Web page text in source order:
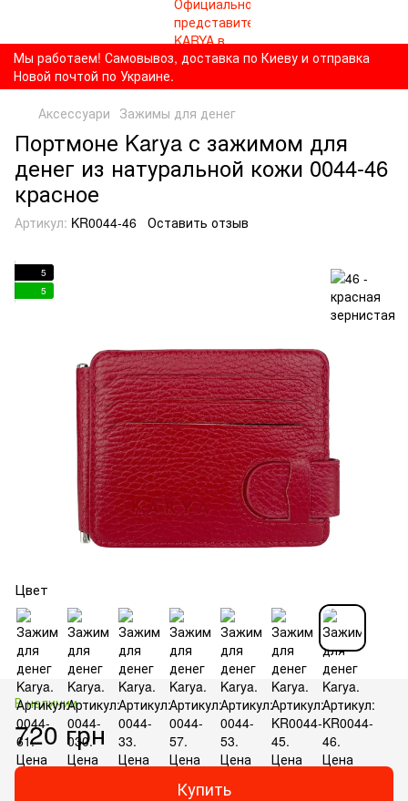
Мы работаем! Самовывоз, доставка по Киеву и отправка
Новой почтой по Украине.
Аксессуари Зажимы для денег
Портмоне Karya с зажимом для
денег из натуральной кожи 0044-46
красное
Артикул: KR0044-46 Оставить отзыв
5
5
Цвет
В наличии
720 грн
Купить